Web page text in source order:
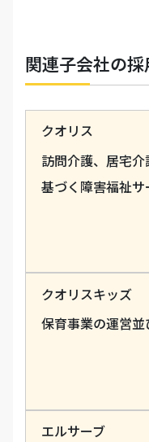
関連子会社の
クオリス
訪問介護、居宅
基づく障害福祉サ
クオリスキッズ
保育事業の運営
エルサーブ